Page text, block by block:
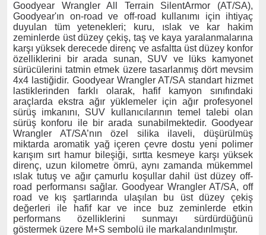
Goodyear Wrangler All Terrain SilentArmor (AT/SA),
Goodyear'ın on-road ve off-road kullanımı için ihtiyaç
duyulan tüm yetenekleri; kuru, ıslak ve kar hakim
zeminlerde üst düzey çekiş, taş ve kaya yaralanmalarına
karşı yüksek derecede direnç ve asfaltta üst düzey konfor
özelliklerini bir arada sunan, SUV ve lüks kamyonet
sürücülerini tatmin etmek üzere tasarlanmış dört mevsim
4x4 lastiğidir. Goodyear Wrangler AT/SA standart hizmet
lastiklerinden farklı olarak, hafif kamyon sınıfındaki
araçlarda ekstra ağır yüklemeler için ağır profesyonel
sürüş imkanını, SUV kullanıcılarının temel talebi olan
sürüş konforu ile bir arada sunabilmektedir. Goodyear
Wrangler AT/SA’nın özel silika ilaveli, düşürülmüş
miktarda aromatik yağ içeren çevre dostu yeni polimer
karışım sırt hamur bileşiği, sırtta kesmeye karşı yüksek
direnç, uzun kilometre ömrü, aynı zamanda mükemmel
ıslak tutuş ve ağır çamurlu koşullar dahil üst düzey off-
road performansı sağlar. Goodyear Wrangler AT/SA, off
road ve kış şartlarında ulaşılan bu üst düzey çekiş
değerleri ile hafif kar ve ince buz zeminlerde etkin
performans özelliklerini sunmayı sürdürdüğünü
göstermek üzere M+S sembolü ile markalandırılmıştır.